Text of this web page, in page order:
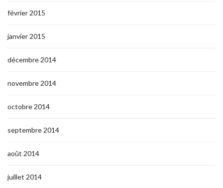
février 2015
janvier 2015
décembre 2014
novembre 2014
octobre 2014
septembre 2014
août 2014
juillet 2014